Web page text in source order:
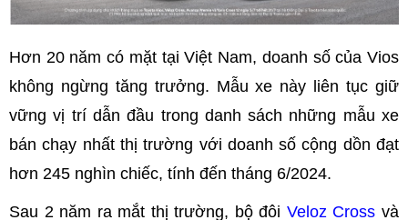
Hơn 20 năm có mặt tại Việt Nam, doanh số của Vios
không ngừng tăng trưởng. Mẫu xe này liên tục giữ
vững vị trí dẫn đầu trong danh sách những mẫu xe
bán chạy nhất thị trường với doanh số cộng dồn đạt
hơn 245 nghìn chiếc, tính đến tháng 6/2024.
Sau 2 năm ra mắt thị trường, bộ đôi Veloz Crossvà